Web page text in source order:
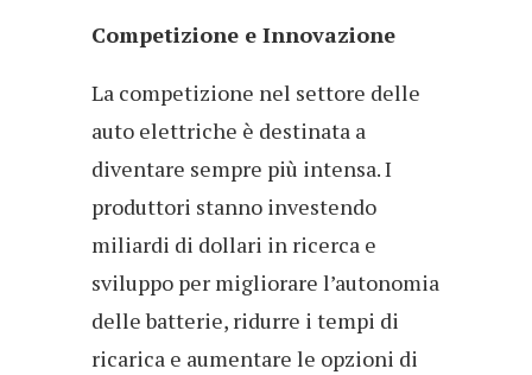
Competizione e Innovazione
La competizione nel settore delle
auto elettriche è destinata a
diventare sempre più intensa. I
produttori stanno investendo
miliardi di dollari in ricerca e
sviluppo per migliorare l’autonomia
delle batterie, ridurre i tempi di
ricarica e aumentare le opzioni di